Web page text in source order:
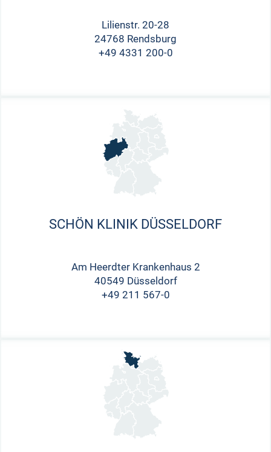
Lilienstr. 20-28
24768 Rendsburg
+49 4331 200-0
SCHÖN KLINIK DÜSSELDORF
Am Heerdter Krankenhaus 2
40549 Düsseldorf
+49 211 567-0